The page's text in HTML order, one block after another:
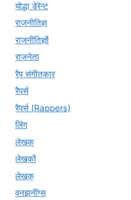
योद्धा डेरेन्ट
राजनीतिज्ञ
राजनीतिज्ञों
राजनेता
रैप संगीतकार
रैपर्स
रैपर्स (Rappers)
लिंग
लेखक
लेखकों
लेखक्
वनझनींग्स